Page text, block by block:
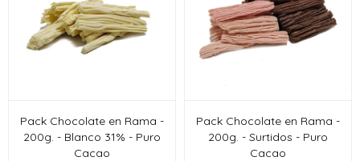
Pack Chocolate en Rama -
200g. - Blanco 31% - Puro
Cacao
Pack Chocolate en Rama -
200g. - Surtidos - Puro
Cacao